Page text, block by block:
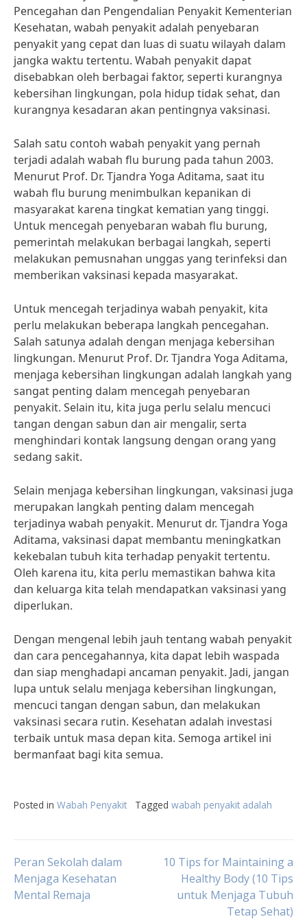
Pencegahan dan Pengendalian Penyakit Kementerian
Kesehatan, wabah penyakit adalah penyebaran
penyakit yang cepat dan luas di suatu wilayah dalam
jangka waktu tertentu. Wabah penyakit dapat
disebabkan oleh berbagai faktor, seperti kurangnya
kebersihan lingkungan, pola hidup tidak sehat, dan
kurangnya kesadaran akan pentingnya vaksinasi.
Salah satu contoh wabah penyakit yang pernah
terjadi adalah wabah flu burung pada tahun 2003.
Menurut Prof. Dr. Tjandra Yoga Aditama, saat itu
wabah flu burung menimbulkan kepanikan di
masyarakat karena tingkat kematian yang tinggi.
Untuk mencegah penyebaran wabah flu burung,
pemerintah melakukan berbagai langkah, seperti
melakukan pemusnahan unggas yang terinfeksi dan
memberikan vaksinasi kepada masyarakat.
Untuk mencegah terjadinya wabah penyakit, kita
perlu melakukan beberapa langkah pencegahan.
Salah satunya adalah dengan menjaga kebersihan
lingkungan. Menurut Prof. Dr. Tjandra Yoga Aditama,
menjaga kebersihan lingkungan adalah langkah yang
sangat penting dalam mencegah penyebaran
penyakit. Selain itu, kita juga perlu selalu mencuci
tangan dengan sabun dan air mengalir, serta
menghindari kontak langsung dengan orang yang
sedang sakit.
Selain menjaga kebersihan lingkungan, vaksinasi juga
merupakan langkah penting dalam mencegah
terjadinya wabah penyakit. Menurut dr. Tjandra Yoga
Aditama, vaksinasi dapat membantu meningkatkan
kekebalan tubuh kita terhadap penyakit tertentu.
Oleh karena itu, kita perlu memastikan bahwa kita
dan keluarga kita telah mendapatkan vaksinasi yang
diperlukan.
Dengan mengenal lebih jauh tentang wabah penyakit
dan cara pencegahannya, kita dapat lebih waspada
dan siap menghadapi ancaman penyakit. Jadi, jangan
lupa untuk selalu menjaga kebersihan lingkungan,
mencuci tangan dengan sabun, dan melakukan
vaksinasi secara rutin. Kesehatan adalah investasi
terbaik untuk masa depan kita. Semoga artikel ini
bermanfaat bagi kita semua.
Posted in Wabah Penyakit Tagged wabah penyakit adalah
Post
navigation
Peran Sekolah dalam
Menjaga Kesehatan
Mental Remaja
10 Tips for Maintaining a
Healthy Body (10 Tips
untuk Menjaga Tubuh
Tetap Sehat)